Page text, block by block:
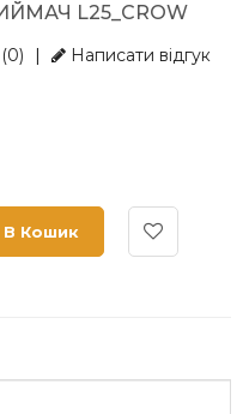
L25_CROW
Написати відгук
В Кошик